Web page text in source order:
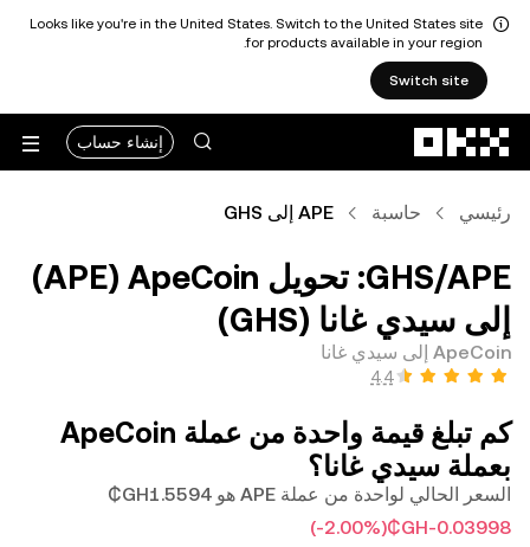
Looks like you're in the United States. Switch to the United States site
for products available in your region.
Switch site
إنشاء حساب
رئيسي حاسبة APE إلى GHS
‏APE/‏GHS: تحويل ‏ApeCoin (‏APE)
إلى ‏سيدي غانا (‏GHS)
ApeCoin إلى سيدي غانا
كم تبلغ قيمة واحدة من عملة ‏ApeCoin
بعملة ‏سيدي غانا؟
السعر الحالي لواحدة من عملة APE هو ‏‎‏‎1.5594‏‏GH₵‏
(‏‎‎-2.00‎%‎‏)